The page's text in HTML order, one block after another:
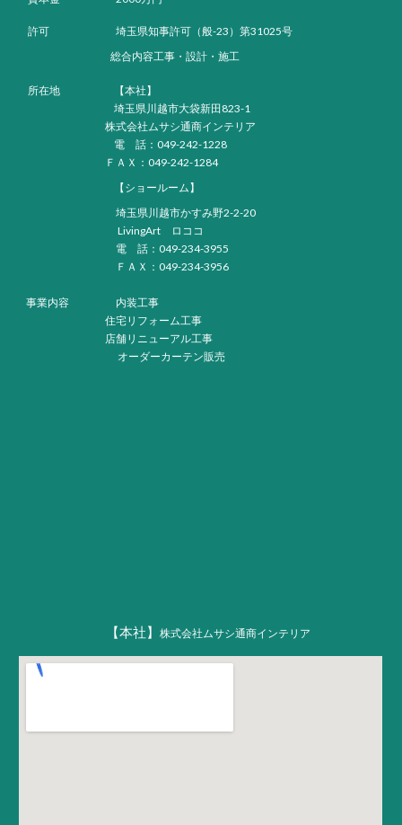
許可 埼玉県知事許可（般-23）第31025号
総合内容工事・設計・施工
所在地 【本社】
埼玉県川越市大袋新田823-1
株式会社ムサシ通商インテリア
電 話：049-242-1228
ＦＡＸ：049-242-1284
【ショールーム】
埼玉県川越市かすみ野2-2-20
LivingArt ロココ
電 話：049-234-3955
ＦＡＸ：049-234-3956
事業内容 内装工事
住宅リフォーム工事
店舗リニューアル工事
オーダーカーテン販売
【本社】 株式会社ムサシ通商インテリア